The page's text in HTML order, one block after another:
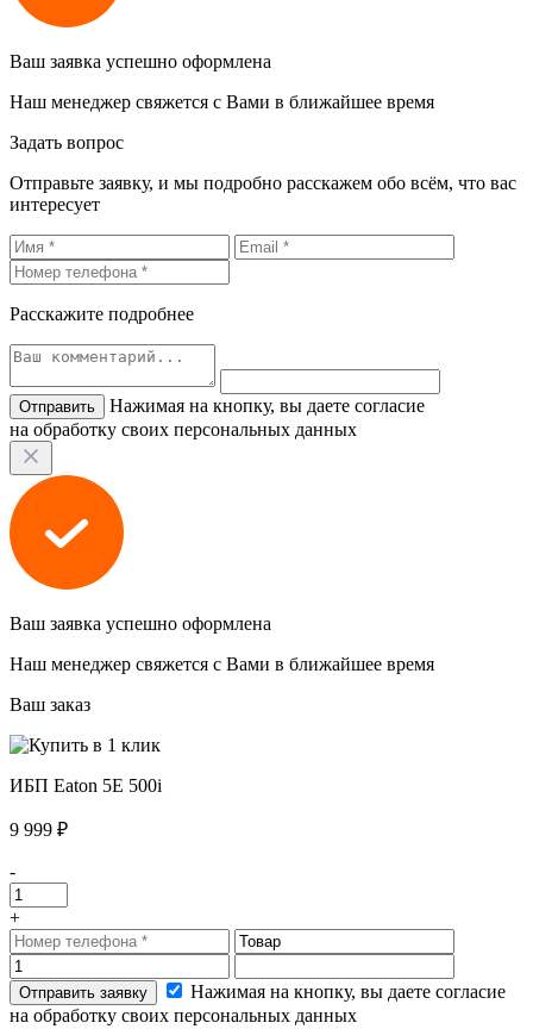
Ваш заявка успешно оформлена
Наш менеджер свяжется с Вами в ближайшее время
Задать вопрос
Отправьте заявку, и мы подробно расскажем обо всём, что вас
интересует
Расскажите подробнее
Нажимая на кнопку, вы даете согласие
на обработку своих персональных данных
Ваш заявка успешно оформлена
Наш менеджер свяжется с Вами в ближайшее время
Ваш заказ
ИБП Eaton 5E 500i
9 999 ₽
-
+
Нажимая на кнопку, вы даете согласие
на обработку своих персональных данных